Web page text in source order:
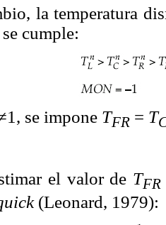
la temperatura
cumple:
se impone TFR = T
el valor de TFR
(Leonard, 1979):